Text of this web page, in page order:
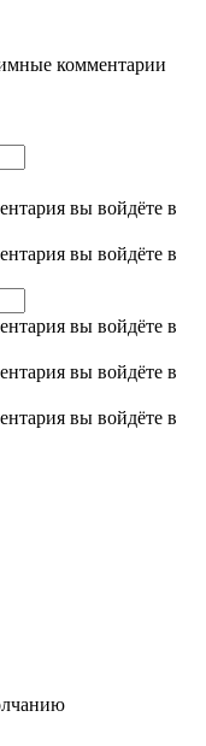
комментарии
вы войдёте в
вы войдёте в
вы войдёте в
вы войдёте в
вы войдёте в